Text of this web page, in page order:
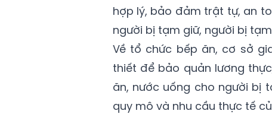
hợp lý, bảo đảm trật tự, an
người bị tạm giữ, người bị
Về tổ chức bếp ăn, cơ sở
thiết để bảo quản lương
ăn, nước uống cho người bị
quy mô và nhu cầu thực tế